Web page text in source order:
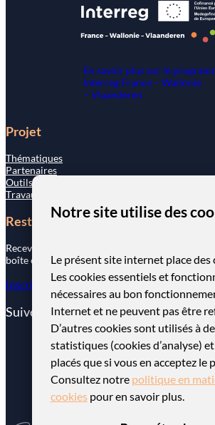
En savoir plus sur le
Interreg France – Wallonie
– Vlaanderen
Projet
Thématiques
Partenaires
Outils
Travaux stratégiques
Restons connectés
Recevez nos actualités directement dans votre
boîte e-mail en vous inscrivant ci-dessous.
Inscription newsletter
Suivez-nous sur…
Copyright ©2025GOT-FWVI. Tous
Notre site utilise des
Le présent site internet place des
Les cookies essentiels et
nécessaires au bon
Internet et ne peuvent pas être
D’autres cookies sont utilisés à
statistiques (cookies d’analyse)
placés que si vous en acceptez le
Consultez notre politique en
cookiespour en savoir plus.